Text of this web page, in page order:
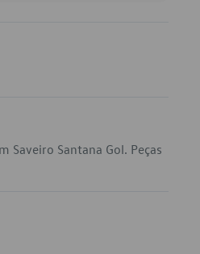
Santana Gol. Peças